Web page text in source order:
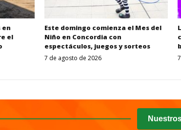
en
el
Este domingo comienza el Mes del
Niño en Concordia con
espectáculos, juegos y sorteos
7 de agosto de 2026